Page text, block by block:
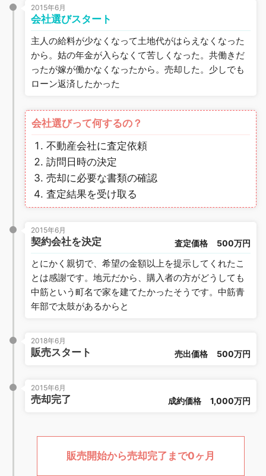
2015年6月
会社選びスタート
主人の給料が少なくなって土地代がはらえなくなった
から。姑の年金が入らなくて苦しくなった。共働きだ
ったが嫁が働かなくなったから。売却した。少しでも
ローン返済したかった
会社選びって何するの？
不動産会社に査定依頼
訪問日時の決定
売却に必要な書類の確認
査定結果を受け取る
2015年6月
契約会社を決定 査定価格 500万円
とにかく親切で、希望の金額以上を提示してくれたこ
とは感謝です。地元だから、購入者の方がどうしても
中筋という町名で家を建てたかったそうです。中筋青
年部で太鼓があるからと
2018年6月
販売スタート 売出価格 500万円
2015年6月
売却完了 成約価格 1,000万円
販売開始から売却完了まで0ヶ月